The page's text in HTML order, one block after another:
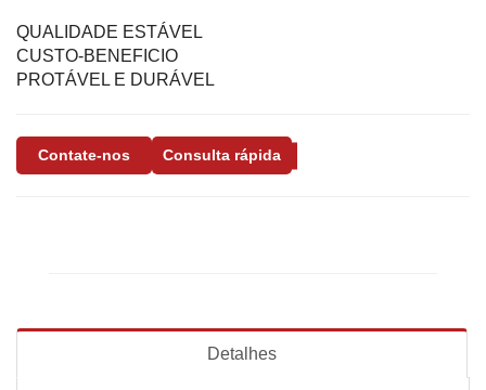
QUALIDADE ESTÁVEL
CUSTO-BENEFICIO
PROTÁVEL E DURÁVEL
Contate-nos Consulta rápida
Detalhes